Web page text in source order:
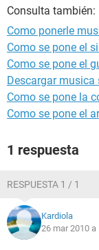
Consulta también:
Como ponerle
Como se pone el
Como se pone el
Descargar
Como se pone la
Como se pone el
1 respuesta
RESPUESTA 1 / 1
Kardiola
26 mar 2010 a